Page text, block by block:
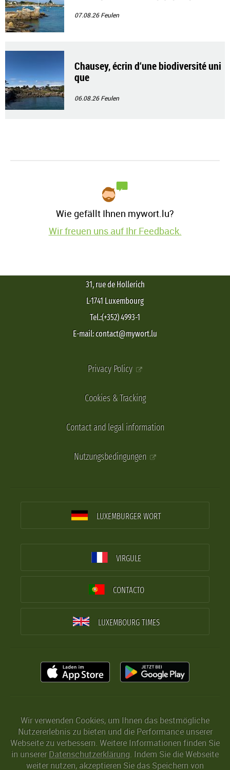
07.08.26Feulen
Chausey, écrin d‘une biodiversité uni
que
06.08.26Feulen
Wie gefällt Ihnen mywort.lu?
Wir freuen uns auf Ihr Feedback.
31, rue de Hollerich
L-1741 Luxembourg
Tel.:(+352) 4993-1
E-mail: contact@mywort.lu
Privacy Policy
Cookies & Tracking
Contact and legal information
Nutzungsbedingungen
LUXEMBURGER WORT
VIRGULE
CONTACTO
LUXEMBOURG TIMES
Wir verwenden Cookies, um Ihnen das bestmögliche
Nutzererlebnis zu bieten und die Performance unserer
Webseite zu verbessern. Weitere Informationen finden Sie
in unserer Datenschutzerklärung. Indem Sie die Webseite
weiter nutzen, akzeptieren Sie das Speichern von